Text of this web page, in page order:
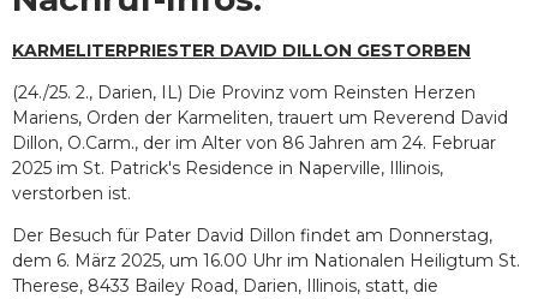
KARMELITERPRIESTER DAVID DILLON GESTORBEN
(24./25. 2., Darien, IL) Die Provinz vom Reinsten Herzen
Mariens, Orden der Karmeliten, trauert um Reverend David
Dillon, O.Carm., der im Alter von 86 Jahren am 24. Februar
2025 im St. Patrick's Residence in Naperville, Illinois,
verstorben ist.
Der Besuch für Pater David Dillon findet am Donnerstag,
dem 6. März 2025, um 16.00 Uhr im Nationalen Heiligtum St.
Therese, 8433 Bailey Road, Darien, Illinois, statt, die